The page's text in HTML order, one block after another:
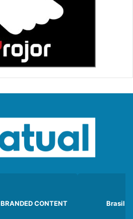
BRANDED CONTENT Brasil